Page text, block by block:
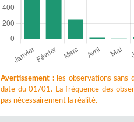
Avertissement :les observations sans
date du 01/01. La fréquence des
pas nécessairement la réalité.